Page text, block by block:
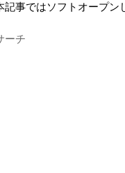
記事ではソフトオープン
ーチ